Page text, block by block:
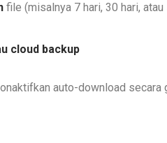
file (misalnya 7 hari, 30 hari, atau
cloud backup
auto-download secara